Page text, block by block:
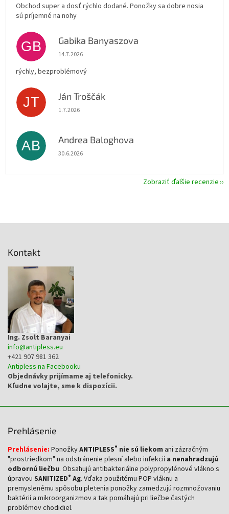
Obchod super a dosť rýchlo dodané. Ponožky sa dobre nosia
sú príjemné na nohy
GB Gabika Banyaszova
Hodnotenie obchodu je 5 z 5 hviezdičiek.
14.7.2026
rýchly, bezproblémový
JT Ján Troščák
Hodnotenie obchodu je 5 z 5 hviezdičiek.
1.7.2026
AB Andrea Baloghova
Hodnotenie obchodu je 5 z 5 hviezdičiek.
30.6.2026
Zobraziť ďalšie recenzie
Kontakt
Ing. Zsolt Baranyai
info@antipless.eu
+421 907 981 362
Antipless na Facebooku
Objednávky prijímame aj telefonicky.
Kľudne volajte, sme k dispozícii.
Prehlásenie
Prehlásenie: PonožkyANTIPLESS® nie sú liekom ani zázračným
"prostriedkom" na odstránenie plesní alebo infekciía nenahradzujú
odbornú liečbu. Obsahujú antibakteriálne polypropylénové vlákno s
úpravou SANITIZED® Ag. Vďaka použitému POP vláknu a
premyslenému spôsobu pletenia ponožky zamedzujú rozmnožovaniu
baktérií a mikroorganizmov a tak pomáhajú pri liečbe častých
problémov chodidiel.